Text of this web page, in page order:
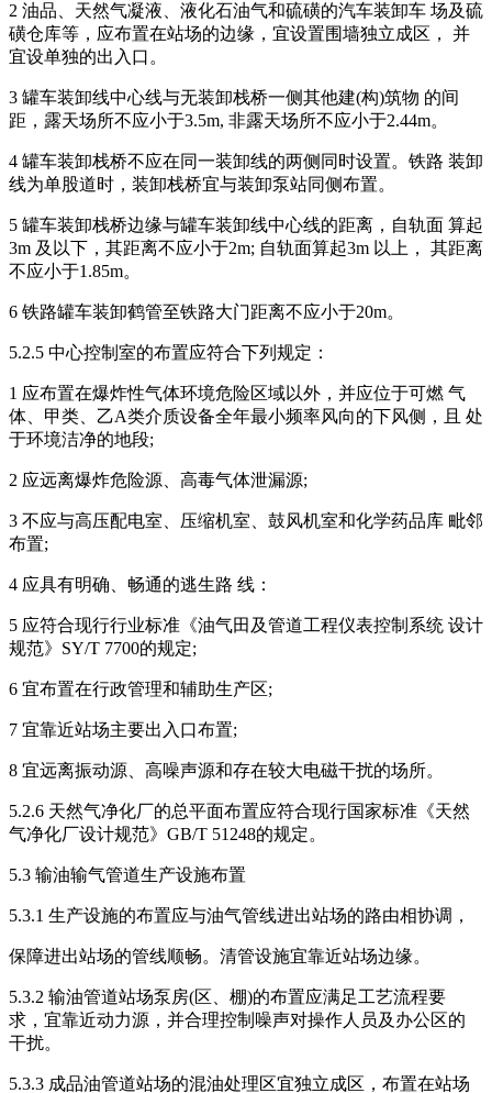
2 油品、天然气凝液、液化石油气和硫磺的汽车装卸车 场及硫
磺仓库等，应布置在站场的边缘，宜设置围墙独立成区， 并
宜设单独的出入口。
3 罐车装卸线中心线与无装卸栈桥一侧其他建(构)筑物 的间
距，露天场所不应小于3.5m, 非露天场所不应小于2.44m。
4 罐车装卸栈桥不应在同一装卸线的两侧同时设置。铁路 装卸
线为单股道时，装卸栈桥宜与装卸泵站同侧布置。
5 罐车装卸栈桥边缘与罐车装卸线中心线的距离，自轨面 算起
3m 及以下，其距离不应小于2m; 自轨面算起3m 以上， 其距离
不应小于1.85m。
6 铁路罐车装卸鹤管至铁路大门距离不应小于20m。
5.2.5 中心控制室的布置应符合下列规定：
1 应布置在爆炸性气体环境危险区域以外，并应位于可燃 气
体、甲类、乙A类介质设备全年最小频率风向的下风侧，且 处
于环境洁净的地段;
2 应远离爆炸危险源、高毒气体泄漏源;
3 不应与高压配电室、压缩机室、鼓风机室和化学药品库 毗邻
布置;
4 应具有明确、畅通的逃生路 线：
5 应符合现行行业标准《油气田及管道工程仪表控制系统 设计
规范》SY/T 7700的规定;
6 宜布置在行政管理和辅助生产区;
7 宜靠近站场主要出入口布置;
8 宜远离振动源、高噪声源和存在较大电磁干扰的场所。
5.2.6 天然气净化厂的总平面布置应符合现行国家标准《天然
气净化厂设计规范》GB/T 51248的规定。
5.3 输油输气管道生产设施布置
5.3.1 生产设施的布置应与油气管线进出站场的路由相协调，
保障进出站场的管线顺畅。清管设施宜靠近站场边缘。
5.3.2 输油管道站场泵房(区、棚)的布置应满足工艺流程要
求，宜靠近动力源，并合理控制噪声对操作人员及办公区的
干扰。
5.3.3 成品油管道站场的混油处理区宜独立成区，布置在站场